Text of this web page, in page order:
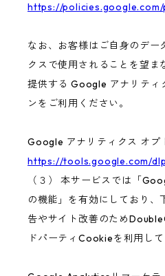
https://
なお、お客様はご自身のデー
クスで使用されることを望
提供する Google アナリティ
ンをご利用ください。
Google アナリティクス オプ
https://tools.google.com/
（３） 本サービスでは「
の機能」を有効にしており、
告やサイト改善のため
ドパーティCookieを利用して